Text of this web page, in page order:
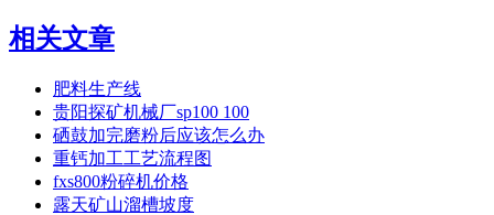
相关文章
肥料生产线
贵阳探矿机械厂sp100 100
硒鼓加完磨粉后应该怎么办
重钙加工工艺流程图
fxs800粉碎机价格
露天矿山溜槽坡度